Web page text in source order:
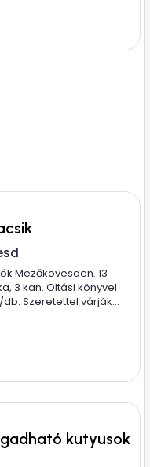
Mezőkövesden. 13
3 kan. Oltási könyvel
Szeretettel várják...
kutyusok